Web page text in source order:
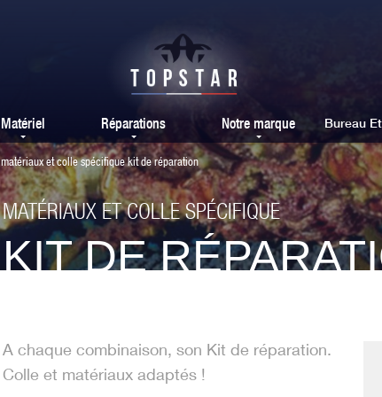
Matériel Réparations Notre marque Bureau
matériaux et colle spécifique kit de réparation
MATÉRIAUX ET COLLE SPÉCIFIQUE
KIT DE
A chaque combinaison, son Kit de réparation.
Colle et matériaux adaptés !